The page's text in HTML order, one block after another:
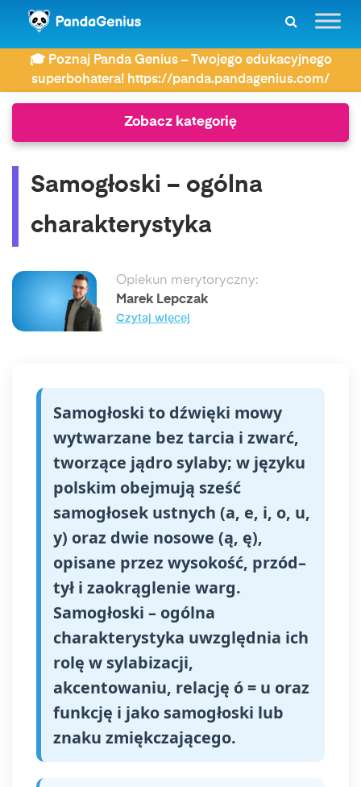
🎓 Poznaj Panda Genius – Twojego edukacyjnego
superbohatera! https://panda.pandagenius.com/
ZDAY Najczęściej wyszukiwane
Samogłoski – ogólna charakterystyka
Zobacz kategorię
Samogłoski – ogólna
charakterystyka
Opiekun merytoryczny:
Marek Lepczak
Czytaj więcej
Samogłoski to dźwięki mowy
wytwarzane bez tarcia i zwarć,
tworzące jądro sylaby; w języku
polskim obejmują sześć
samogłosek ustnych (a, e, i, o, u,
y) oraz dwie nosowe (ą, ę),
opisane przez wysokość, przód–
tył i zaokrąglenie warg.
Samogłoski – ogólna
charakterystyka uwzględnia ich
rolę w sylabizacji,
akcentowaniu, relację ó = u oraz
funkcję i jako samogłoski lub
znaku zmiękczającego.